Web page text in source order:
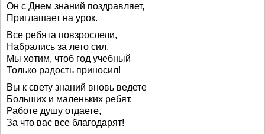
Он с Днем знаний поздравляет,
Приглашает на урок.
Все ребята повзрослели,
Набрались за лето сил,
Мы хотим, чтоб год учебный
Только радость приносил!
Вы к свету знаний вновь ведете
Больших и маленьких ребят.
Работе душу отдаете,
За что вас все благодарят!